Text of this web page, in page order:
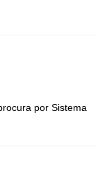
por Sistema